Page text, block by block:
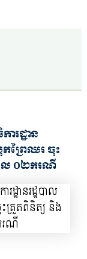
ដ្ឋាន
កព្រៃឈរ ចុះ
ល ០២ករណី